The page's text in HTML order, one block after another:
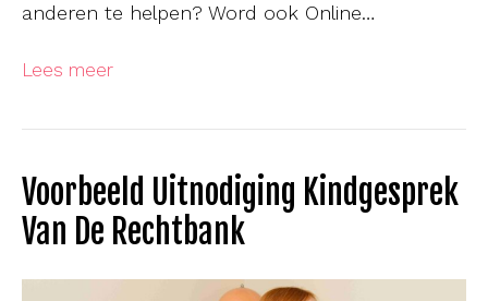
anderen te helpen? Word ook Online…
Lees meer
Voorbeeld Uitnodiging Kindgesprek
Van De Rechtbank